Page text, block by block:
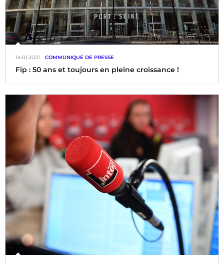
Fip : 50 ans et toujours en pleine croissance !
14.01.2021 COMMUNIQUÉ DE PRESSE